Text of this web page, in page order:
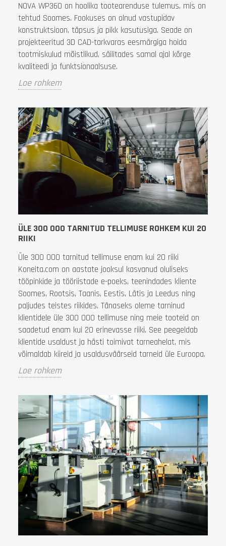
NOVA WP360 on hoolika tootearenduse tulemus, mis on
tehtud Soomes. Fookuses on olnud vastupidav
konstruktsioon, täpsus ja pikk kasutusiga. Seade on
projekteeritud 3D CAD-tarkvaras eesmärgiga hoida
tootmiskulud mõistlikud, säilitades samal ajal kõrge
kvaliteedi ja funktsionaalsuse.
Loe rohkem
ÜLE 300 000 TARNITUD TELLIMUSE ROHKEM KUI 20
RIIKI
Üle 300 000 tarnitud tellimuse enam kui 20 riiki
Koneita.com on aastate jooksul kasvanud oluliseks
tööpinkide ja tööriistade e-poeks, teenindades kliente
Soomes, Rootsis, Taanis, Eestis, Lätis ja Leedus ning
paljudes teistes riikides. Tänaseks oleme tarninud
klientidele üle 300 000 tellimuse ning meie tooteid on
saadetud enam kui 20 erinevasse riiki. See peegeldab
klientide usaldust ja hästi toimivat tarneahelat, mis
võimaldab kiireid ja usaldusväärseid tarneid üle Euroopa.
Loe rohkem